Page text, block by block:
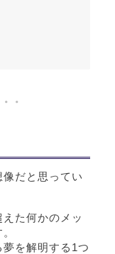
だと思ってい
た何かのメッ
を解明する1つ